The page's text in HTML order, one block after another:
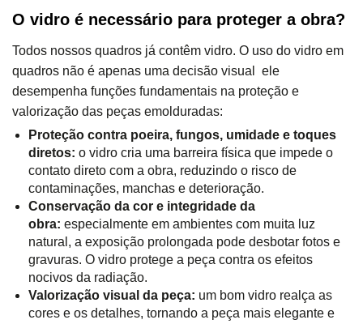
O vidro é necessário para proteger a obra?
Todos nossos quadros já contêm vidro. O uso do vidro em
quadros não é apenas uma decisão visual ele
desempenha funções fundamentais na proteção e
valorização das peças emolduradas:
Proteção contra poeira, fungos, umidade e toques
diretos: o vidro cria uma barreira física que impede o
contato direto com a obra, reduzindo o risco de
contaminações, manchas e deterioração.
Conservação da cor e integridade da
obra: especialmente em ambientes com muita luz
natural, a exposição prolongada pode desbotar fotos e
gravuras. O vidro protege a peça contra os efeitos
nocivos da radiação.
Valorização visual da peça: um bom vidro realça as
cores e os detalhes, tornando a peça mais elegante e